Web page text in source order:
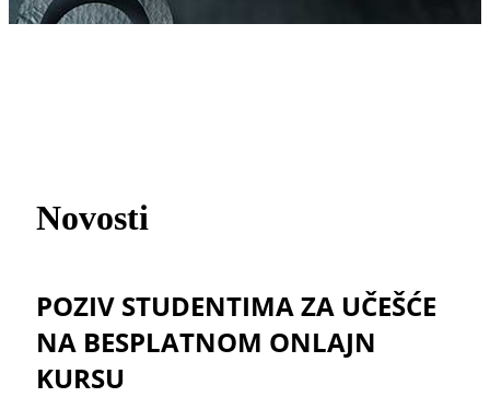
Novosti
POZIV STUDENTIMA ZA UČEŠĆE
NA BESPLATNOM ONLAJN
KURSU